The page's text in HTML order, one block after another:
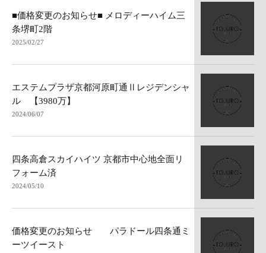
■価格変更のお知らせ■ メロディーハイム三
条堺町2階
2025/02/27
エステムプラザ京都河原町通Ⅱレジデンシャ
ル 【3980万】
2024/06/07
四条高倉スカイハイツ 京都市中心地全面リ
フォーム済
2024/05/10
価格変更のお知らせ パラドール四条通ミ
ーツイースト